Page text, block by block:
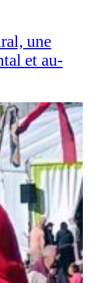
une
et au-